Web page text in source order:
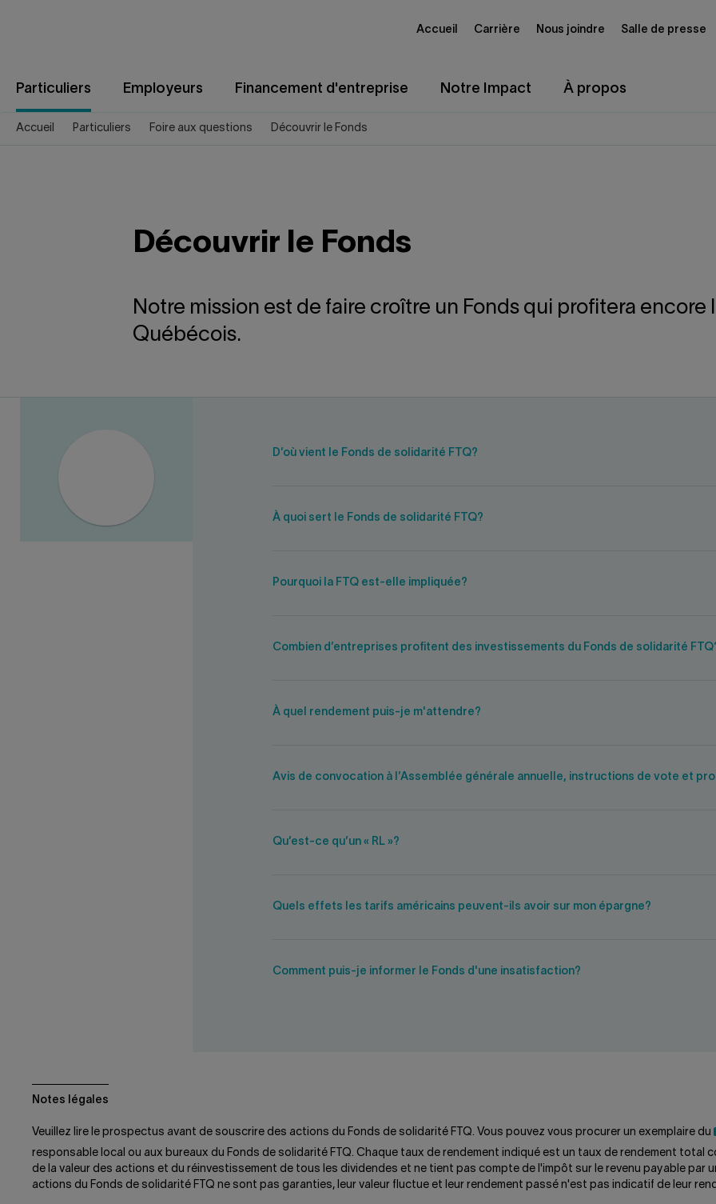
Particuliers Employeurs Financement d'entreprise Notre Impact À propos
Accueil Carrière Nous joindre Salle de presse
Accueil Particuliers Foire aux questions Découvrir le Fonds
Découvrir le Fonds
Notre mission est de faire croître un Fonds qui profitera encore
Québécois.
D’où vient le Fonds de solidarité FTQ?
À quoi sert le Fonds de solidarité FTQ?
Pourquoi la FTQ est-elle impliquée?
Combien d’entreprises profitent des investissements du Fonds de solidarité
À quel rendement puis-je m'attendre?
Avis de convocation à l’Assemblée générale annuelle, instructions de vote et
Qu’est-ce qu’un « RL »?
Quels effets les tarifs américains peuvent-ils avoir sur mon épargne?
Comment puis-je informer le Fonds d'une insatisfaction?
Notes légales
Veuillez lire le prospectus avant de souscrire des actions du Fonds de solidarité FTQ. Vous pouvez vous procurer un exemplaire du
responsable local ou aux bureaux du Fonds de solidarité FTQ. Chaque taux de rendement indiqué est un taux de rendement
de la valeur des actions et du réinvestissement de tous les dividendes et ne tient pas compte de l'impôt sur le revenu payable par
actions du Fonds de solidarité FTQ ne sont pas garanties, leur valeur fluctue et leur rendement passé n'est pas indicatif de leur